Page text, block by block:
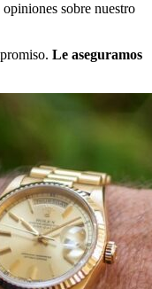
sobre nuestro
Le aseguramos